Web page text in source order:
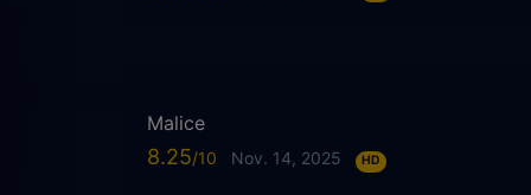
Malice
8.25 Nov. 14, 2025 HD